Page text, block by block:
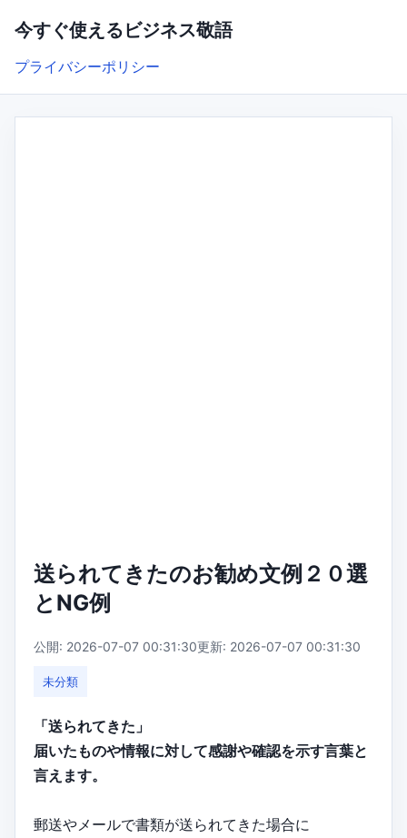
今すぐ使えるビジネス敬語
プライバシーポリシー
送られてきたのお勧め文例２０選
とNG例
公開: 2026-07-07 00:31:30更新: 2026-07-07 00:31:30
未分類
「送られてきた」
届いたものや情報に対して感謝や確認を示す言葉と
言えます。
郵送やメールで書類が送られてきた場合に